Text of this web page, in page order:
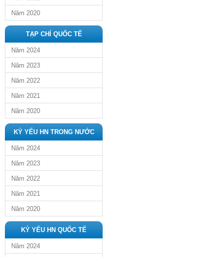
Năm 2020
TẠP CHÍ QUỐC TẾ
Năm 2024
Năm 2023
Năm 2022
Năm 2021
Năm 2020
KỶ YẾU HN TRONG NƯỚC
Năm 2024
Năm 2023
Năm 2022
Năm 2021
Năm 2020
KỶ YẾU HN QUỐC TẾ
Năm 2024